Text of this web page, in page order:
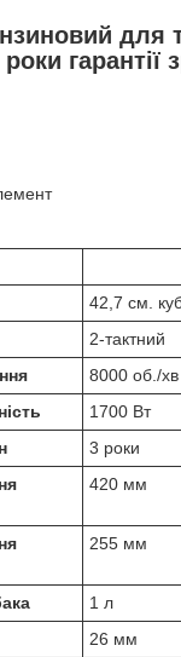
для
гарантії
42,7 см.
2-тактний
8000 об./хв
1700 Вт
3 роки
420 мм
255 мм
1 л
26 мм